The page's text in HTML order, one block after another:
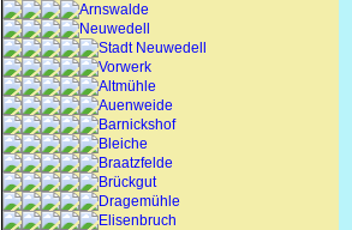
Arnswalde
Neuwedell
Stadt Neuwedell
Vorwerk
Altmühle
Auenweide
Barnickshof
Bleiche
Braatzfelde
Brückgut
Dragemühle
Elisenbruch